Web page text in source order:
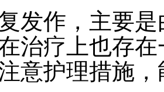
发作，主要
治疗上也存
意护理措施